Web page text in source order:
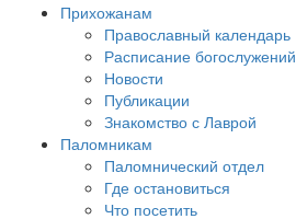
Прихожанам
Православный календарь
Расписание богослужений
Новости
Публикации
Знакомство с Лаврой
Паломникам
Паломнический отдел
Где остановиться
Что посетить